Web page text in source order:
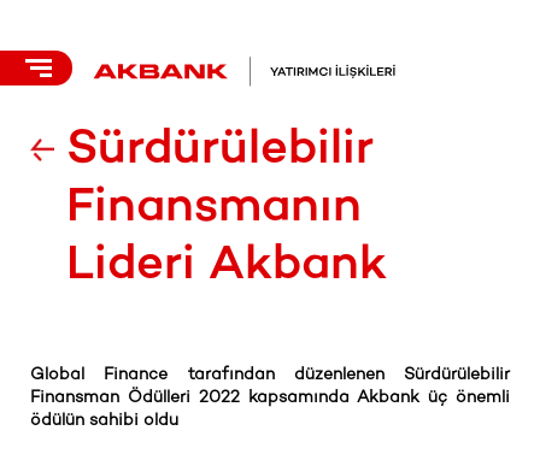
Sürdürülebilir
Finansmanın
Lideri Akbank
Global Finance tarafından düzenlenen Sürdürülebilir
Finansman Ödülleri 2022 kapsamında Akbank üç önemli
ödülün sahibi oldu